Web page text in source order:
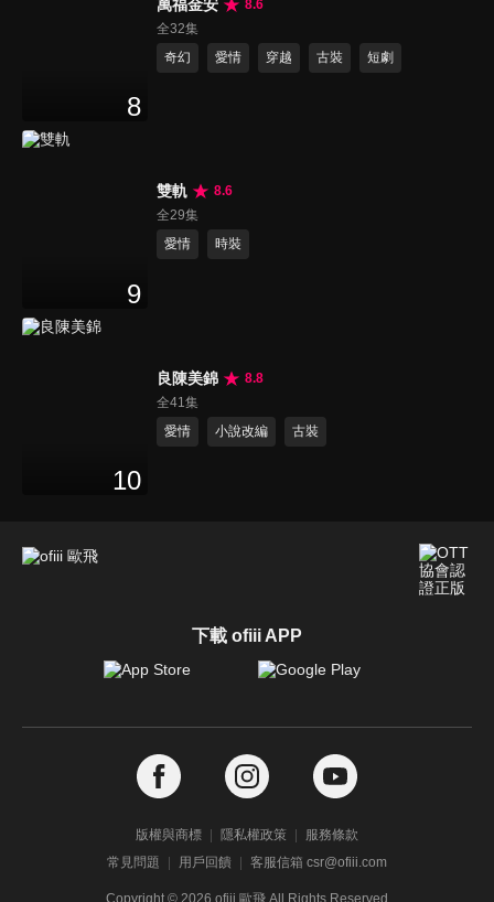
8
萬福金安
8.6
全32集
奇幻
愛情 穿越 古裝 短劇
9
雙軌
8.6
全29集
愛情
時裝
10
良陳美錦
8.8
全41集
愛情
小說改編 古裝
下載 ofiii APP
版權與商標 隱私權政策
服務條款
常見問題
用戶回饋 客服信箱 csr@ofiii.com